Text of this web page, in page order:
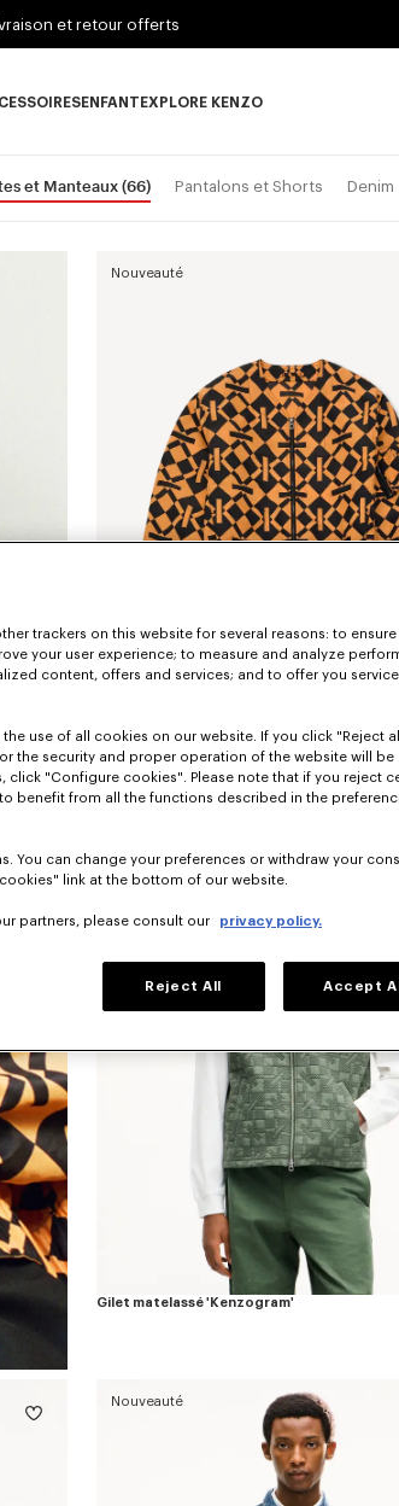
et retour offerts
ENFANT EXPLORE KENZO
et Manteaux(66) Pantalons et Shorts Denim
Nouveauté
Bomber léger sans col 'Kenzogram'
Gilet matelassé 'Kenzogram'
Nouveauté
trackers on this website for several reasons: to ensure
your user experience; to measure and analyze
content, offers and services; and to offer you
use of all cookies on our website. If you click "Reject
the security and proper operation of the website will be
click "Configure cookies". Please note that if you reject
benefit from all the functions described in the
You can change your preferences or withdraw your
link at the bottom of our website.
partners, please consult our privacy policy.
Reject All Accept All